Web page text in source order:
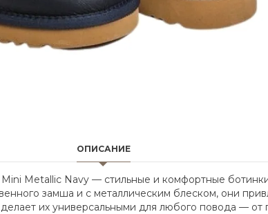
ОПИСАНИЕ
Metallic Navy — стильные и комфортные
замша и с металлическим блеском, они
их универсальными для любого повода — от